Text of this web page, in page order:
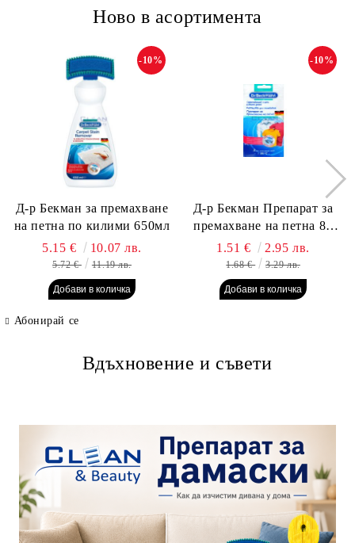
Ново в асортимента
Д-р Бекман за премахване
на петна по килими 650мл
-10%
5.15 € 10.07 лв.
5.72 € 11.19 лв.
Д-р Бекман Препарат за
премахване на петна 80
гр. Пауч
-10%
1.51 € 2.95 лв.
1.68 € 3.29 лв.
Абонирай се
Вдъхновение и съвети